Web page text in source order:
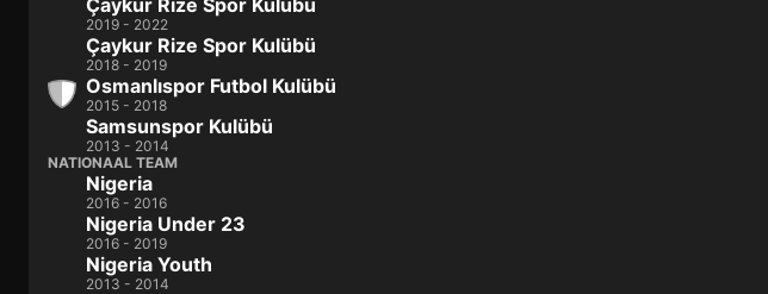
Çaykur Rize Spor Kulübü
2019 - 2022
Çaykur Rize Spor Kulübü
2018 - 2019
Osmanlıspor Futbol Kulübü
2015 - 2018
Samsunspor Kulübü
2013 - 2014
NATIONAAL TEAM
Nigeria
2016 - 2016
Nigeria Under 23
2016 - 2019
Nigeria Youth
2013 - 2014